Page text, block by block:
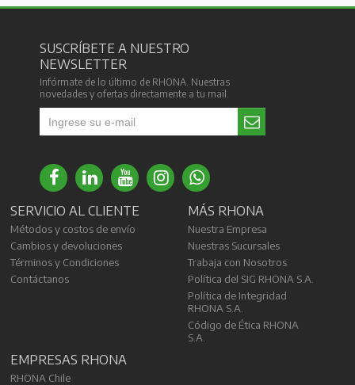
SUSCRÍBETE A NUESTRO
NEWSLETTER
Infórmate de lo último de RHONA. Nuestras
novedades y ofertas directamente a tu mail.
SERVICIO AL CLIENTE
Métodos y costos de envío
Cambios y devoluciones
Términos y Condiciones
Contáctanos
MÁS RHONA
Nuestra Empresa
Nuestras Sucursales
Trabaja con Nosotros
Política del SIG RHONA S.A.
Política de Integridad
RHONA S.A.
Código de Ética RHONA
S.A.
EMPRESAS RHONA
RHONA Chile